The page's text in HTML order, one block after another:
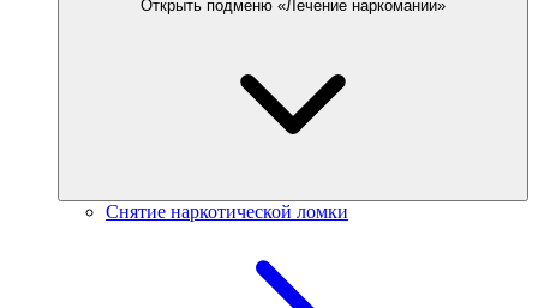
Открыть подменю «Лечение наркомании»
Снятие наркотической ломки